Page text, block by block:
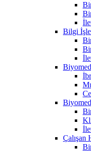
Bilgi
Çalışan